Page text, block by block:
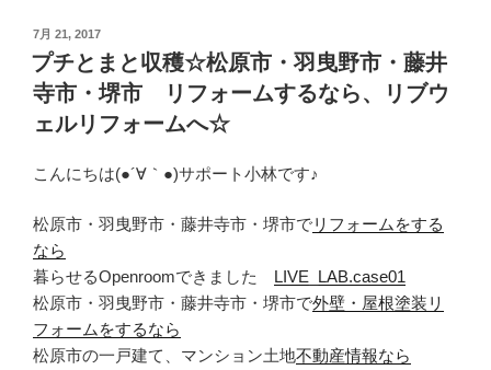
投
稿
日:
7月 21, 2017
プチとまと収穫☆松原市・羽曳野市・藤井
寺市・堺市 リフォームするなら、リブウ
ェルリフォームへ☆
こんにちは(●´∀｀●)サポート小林です♪
松原市・羽曳野市・藤井寺市・堺市でリフォームをする
なら
暮らせるOpenroomできました LIVE_LAB.case01
松原市・羽曳野市・藤井寺市・堺市で外壁・屋根塗装リ
フォームをするなら
松原市の一戸建て、マンション土地不動産情報なら